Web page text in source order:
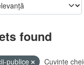
found
publice Cuvinte